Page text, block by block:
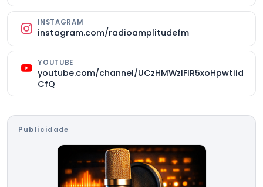
INSTAGRAM
instagram.com/radioamplitudefm
YOUTUBE
youtube.com/channel/UCzHMWzIFlR5xoHpwtiid
CfQ
Publicidade